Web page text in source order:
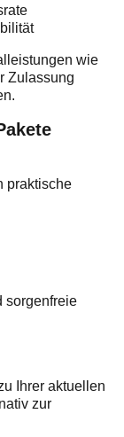
wie
Zulassung
praktische
sorgenfreie
Ihrer aktuellen
zur